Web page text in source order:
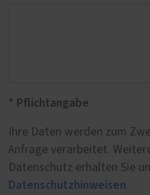
* Pflichtangabe
Ihre Daten werden zum
Anfrage verarbeitet.
Datenschutz erhalten Sie
Datenschutzhinweisen.